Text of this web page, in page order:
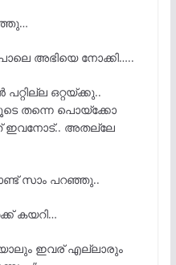
അഭിയെ നോക്കി…..
ഒറ്റയ്ക്കു..
തന്നെ പൊയ്ക്കോ
അതല്ലേ
സാം പറഞ്ഞു..
കയറി…
ഇവര് എല്ലാരും